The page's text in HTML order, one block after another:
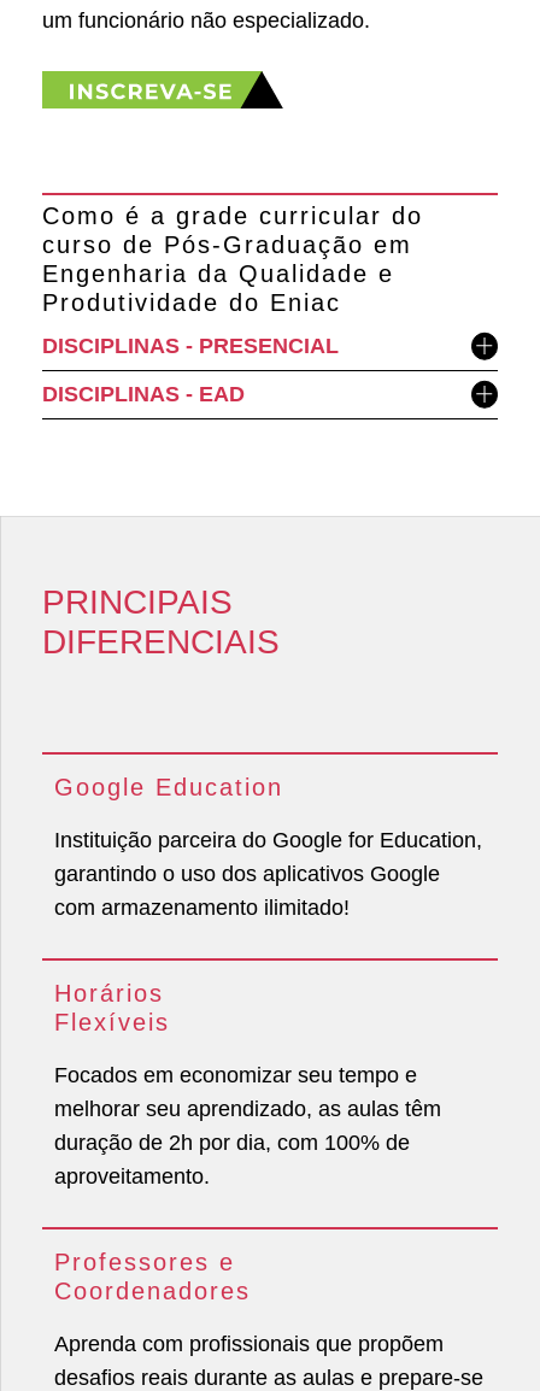
um funcionário não especializado.
Como é a grade curricular do
curso de Pós-Graduação em
Engenharia da Qualidade e
Produtividade do Eniac
DISCIPLINAS - PRESENCIAL
DISCIPLINAS - EAD
PRINCIPAIS
DIFERENCIAIS
Google Education
Instituição parceira do Google for Education,
garantindo o uso dos aplicativos Google
com armazenamento ilimitado!
Horários
Flexíveis
Focados em economizar seu tempo e
melhorar seu aprendizado, as aulas têm
duração de 2h por dia, com 100% de
aproveitamento.
Professores e
Coordenadores
Aprenda com profissionais que propõem
desafios reais durante as aulas e prepare-se